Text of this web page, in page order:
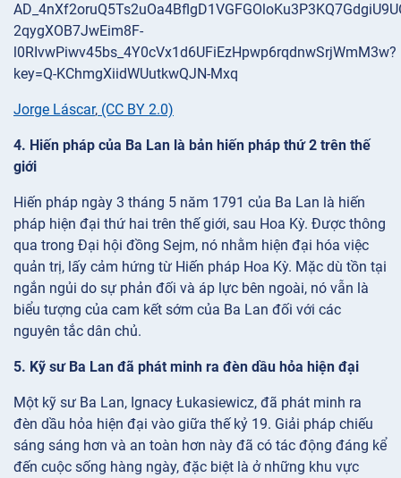
Jorge Láscar, (CC BY 2.0)
4. Hiến pháp của Ba Lan là bản hiến pháp thứ 2 trên thế
giới
Hiến pháp ngày 3 tháng 5 năm 1791 của Ba Lan là hiến
pháp hiện đại thứ hai trên thế giới, sau Hoa Kỳ. Được thông
qua trong Đại hội đồng Sejm, nó nhằm hiện đại hóa việc
quản trị, lấy cảm hứng từ Hiến pháp Hoa Kỳ. Mặc dù tồn tại
ngắn ngủi do sự phản đối và áp lực bên ngoài, nó vẫn là
biểu tượng của cam kết sớm của Ba Lan đối với các
nguyên tắc dân chủ.
5. Kỹ sư Ba Lan đã phát minh ra đèn dầu hỏa hiện đại
Một kỹ sư Ba Lan, Ignacy Łukasiewicz, đã phát minh ra
đèn dầu hỏa hiện đại vào giữa thế kỷ 19. Giải pháp chiếu
sáng sáng hơn và an toàn hơn này đã có tác động đáng kể
đến cuộc sống hàng ngày, đặc biệt là ở những khu vực